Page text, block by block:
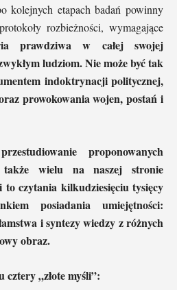
kolejnych etapach badań powinny
rozbieżności, wymagające
prawdziwa w całej swojej
ludziom. Nie może być tak
indoktrynacji politycznej,
prowokowania wojen, postań i
proponowanych
wielu na naszej stronie
to czytania kilkudziesięciu tysięcy
posiadania umiejętności:
i syntezy wiedzy z różnych
obraz.
cztery „złote myśli”: